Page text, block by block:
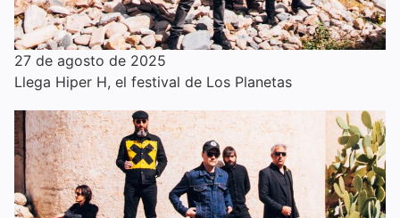
27 de agosto de 2025
Llega Hiper H, el festival de Los Planetas